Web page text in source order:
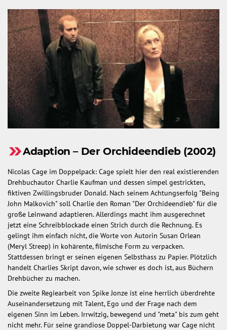
Adaption – Der Orchideendieb (2002)
Nicolas Cage im Doppelpack: Cage spielt hier den real existierenden
Drehbuchautor Charlie Kaufman und dessen simpel gestrickten,
fiktiven Zwillingsbruder Donald. Nach seinem Achtungserfolg "Being
John Malkovich" soll Charlie den Roman "Der Orchideendieb" für die
große Leinwand adaptieren. Allerdings macht ihm ausgerechnet
jetzt eine Schreibblockade einen Strich durch die Rechnung. Es
gelingt ihm einfach nicht, die Worte von Autorin Susan Orlean
(Meryl Streep) in kohärente, filmische Form zu verpacken.
Stattdessen bringt er seinen eigenen Selbsthass zu Papier. Plötzlich
handelt Charlies Skript davon, wie schwer es doch ist, aus Büchern
Drehbücher zu machen.
Die zweite Regiearbeit von Spike Jonze ist eine herrlich überdrehte
Auseinandersetzung mit Talent, Ego und der Frage nach dem
eigenen Sinn im Leben. Irrwitzig, bewegend und "meta" bis zum geht
nicht mehr. Für seine grandiose Doppel-Darbietung war Cage nicht